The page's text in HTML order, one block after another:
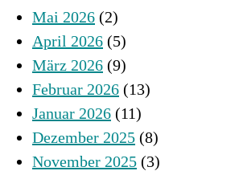
Mai 2026 (2)
April 2026 (5)
März 2026 (9)
Februar 2026 (13)
Januar 2026 (11)
Dezember 2025 (8)
November 2025 (3)